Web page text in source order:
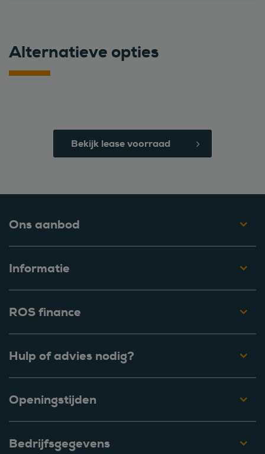
Alternatieve opties
Bekijk lease voorraad
Ons aanbod
Informatie
ROS finance
Hulp of advies nodig?
Openingstijden
Bedrijfsgegevens